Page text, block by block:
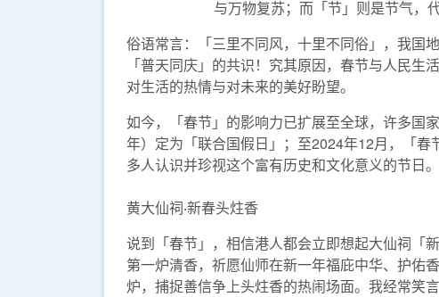
与万物复苏；而「节」则是节气，
俗语常言：「三里不同风，十里不同俗」，我国
「普天同庆」的共识！究其原因，春节与人民
对生活的热情与对未来的美好盼望。
如今，「春节」的影响力已扩展至全球，许多国
年）定为「联合国假日」；至2024年12月，「
多人认识并珍视这个富有历史和文化意义的节日。
黄大仙祠‧新春头炷香
说到「春节」，相信港人都会立即想起大仙祠「
第一炉清香，祈愿仙师在新一年福庇中华、护佑
炉，捕捉善信争上头炷香的热闹场面。我经常笑